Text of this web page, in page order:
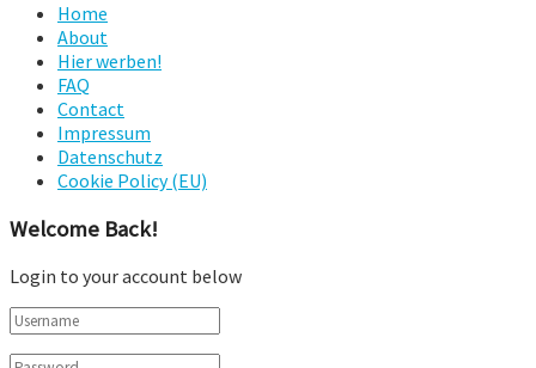
Home
About
Hier werben!
FAQ
Contact
Impressum
Datenschutz
Cookie Policy (EU)
Welcome Back!
Login to your account below